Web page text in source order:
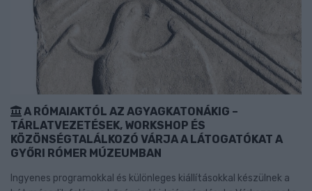
A RÓMAIAKTÓL AZ AGYAGKATONÁKIG –
TÁRLATVEZETÉSEK, WORKSHOP ÉS
KÖZÖNSÉGTALÁLKOZÓ VÁRJA A LÁTOGATÓKAT A
GYŐRI RÓMER MÚZEUMBAN
Ingyenes programokkal és különleges kiállításokkal készülnek a